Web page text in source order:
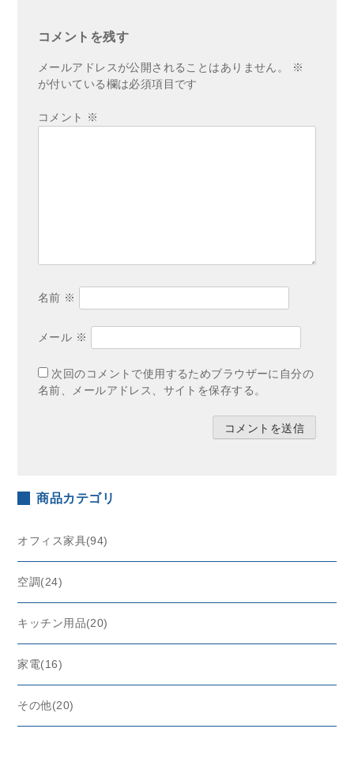
商品カテゴリ
オフィス家具(94)
空調(24)
キッチン用品(20)
家電(16)
その他(20)
コメントを残す
メールアドレスが公開されることはありません。
※
が付いている欄は必須項目です
コメント ※
名前 ※
メール ※
次回のコメントで使用するためブラウザーに自分の
名前、メールアドレス、サイトを保存する。